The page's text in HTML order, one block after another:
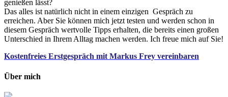
genießen lässt?
Das alles ist natürlich nicht in einem einzigen Gespräch zu
erreichen. Aber Sie können mich jetzt testen und werden schon in
diesem Gespräch wertvolle Tipps erhalten, die bereits einen großen
Unterschied in Ihrem Alltag machen werden. Ich freue mich auf Sie!
Kostenfreies Erstgespräch mit Markus Frey vereinbaren
Über mich